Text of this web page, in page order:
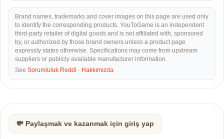
Brand names, trademarks and cover images on this page are used only
to identify the corresponding products. YouToGame is an independent
third-party retailer of digital goods and is not affiliated with, sponsored
by, or authorized by those brand owners unless a product page
expressly states otherwise. Specifications may come from upstream
suppliers or publicly available manufacturer information.
See Sorumluluk Reddi · Hakkımızda
💸 Paylaşmak ve kazanmak için giriş yap